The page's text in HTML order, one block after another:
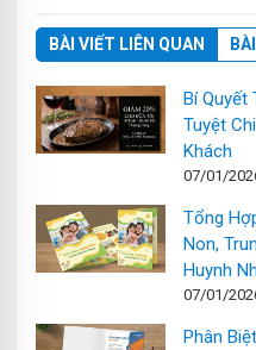
BÀI VIẾT LIÊN QUAN
Bí Quyết
Tuyệt
Khách
07/01/
Tổng
Non,
Huynh
07/01/
Phân